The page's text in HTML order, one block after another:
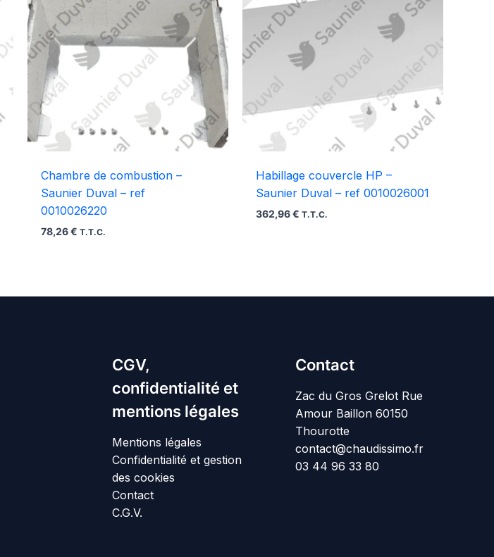
Chambre de combustion –
Saunier Duval – ref
0010026220
78,26€ T.T.C.
Habillage couvercle HP –
Saunier Duval – ref 0010026001
362,96€ T.T.C.
CGV,
confidentialité et
mentions légales
Mentions légales
Confidentialité et gestion
des cookies
Contact
C.G.V.
Contact
Zac du Gros Grelot Rue
Amour Baillon 60150
Thourotte
contact@chaudissimo.fr
03 44 96 33 80